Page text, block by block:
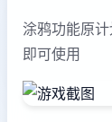
涂鸦功能原
即可使用